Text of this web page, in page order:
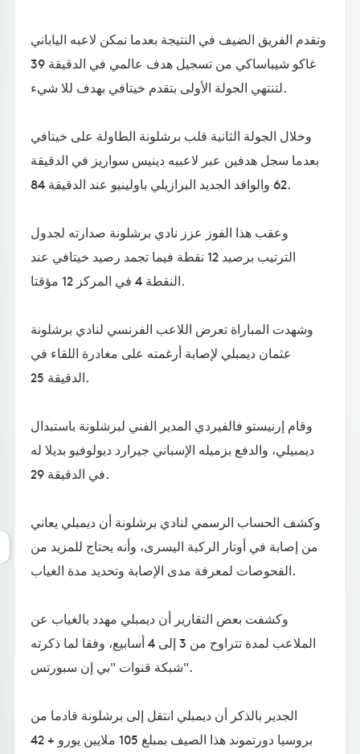
وتقدم الفريق الضيف في النتيجة بعدما تمكن لاعبه الياباني
غاكو شيباساكي من تسجيل هدف عالمي في الدقيقة 39
لتنتهي الجولة الأولى بتقدم خيتافي بهدف للا شيء.
وخلال الجولة الثانية قلب برشلونة الطاولة على خيتافي
بعدما سجل هدفين عبر لاعبيه دينيس سواريز في الدقيقة
62 والوافد الجديد البرازيلي باولينيو عند الدقيقة 84.
وعقب هذا الفوز عزز نادي برشلونة صدارته لجدول
الترتيب برصيد 12 نقطة فيما تجمد رصيد خيتافي عند
النقطة 4 في المركز 12 مؤقتا.
وشهدت المباراة تعرض اللاعب الفرنسي لنادي برشلونة
عثمان ديمبلي لإصابة أرغمته على مغادرة اللقاء في
الدقيقة 25.
وقام إرنيستو فالفيردي المدير الفني لبرشلونة باستبدال
ديمبيلي، والدفع بزميله الإسباني جيرارد ديولوفيو بديلا له
في الدقيقة 29.
وكشف الحساب الرسمي لنادي برشلونة أن ديمبلي يعاني
من إصابة في أوتار الركبة اليسرى، وأنه يحتاج للمزيد من
الفحوصات لمعرفة مدى الإصابة وتحديد مدة الغياب.
وكشفت بعض التقارير أن ديمبلي مهدد بالغياب عن
الملاعب لمدة تتراوح من 3 إلى 4 أسابيع، وفقا لما ذكرته
شبكة قنوات "بي إن سبورتس".
الجدير بالذكر أن ديمبلي انتقل إلى برشلونة قادما من
بروسيا دورتموند هذا الصيف بمبلغ 105 ملايين يورو + 42